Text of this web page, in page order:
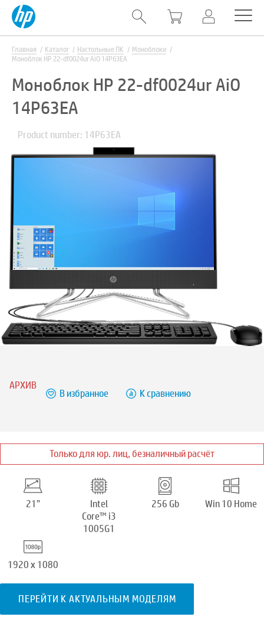
Главная Каталог Настольные ПК
Моноблоки
Моноблок HP 22-df0024ur AiO 14P63EA
Моноблок HP 22-df0024ur AiO
14P63EA
Product number: 14P63EA
АРХИВ
В избранное К сравнению
Только для юр. лиц, безналичный расчёт
21”
Intel
Core™ i3
1005G1
256 Gb Win 10 Home
1920 x 1080
ПЕРЕЙТИ К АКТУАЛЬНЫМ МОДЕЛЯМ